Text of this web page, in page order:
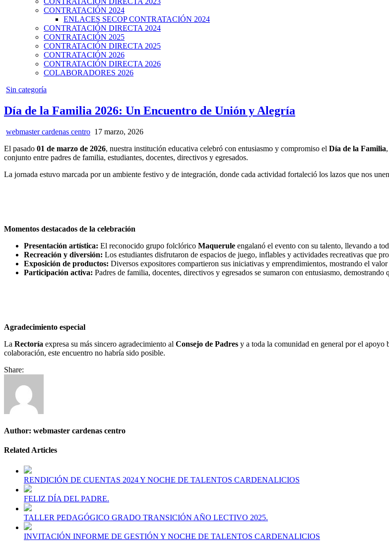
CONTRATACIÓN 2024
ENLACES SECOP CONTRATACIÓN 2024
CONTRATACIÓN DIRECTA 2024
CONTRATACIÓN 2025
CONTRATACIÓN DIRECTA 2025
CONTRATACIÓN 2026
CONTRATACIÓN DIRECTA 2026
COLABORADORES 2026
Posted
Sin categoría
Día de la Familia 2026: Un Encuentro de Unión y Alegría
webmaster cardenas centro 17 marzo, 2026
El pasado 01 de marzo de 2026, nuestra institución educativa celebró con entusiasmo y compromiso el Día de la Familia
conjunto entre padres de familia, estudiantes, docentes, directivos y egresados.
La jornada estuvo marcada por un ambiente festivo y de integración, donde cada actividad fortaleció los lazos que nos
Momentos destacados de la celebración
Presentación artística: El reconocido grupo folclórico Maquerule engalanó el evento con su talento, llevando a
Recreación y diversión: Los estudiantes disfrutaron de espacios de juego, inflables y actividades recreativas que
Exposición de productos: Diversos expositores compartieron sus iniciativas y emprendimientos, mostrando el
Participación activa: Padres de familia, docentes, directivos y egresados se sumaron con entusiasmo,
Agradecimiento especial
La Rectoría expresa su más sincero agradecimiento al Consejo de Padres y a toda la comunidad en general por el
colaboración, este encuentro no habría sido posible.
Share:
Author: webmaster cardenas centro
Related Articles
RENDICIÓN DE CUENTAS 2024 Y NOCHE DE TALENTOS CARDENALICIOS
FELIZ DÍA DEL PADRE.
TALLER PEDAGÓGICO GRADO TRANSICIÓN AÑO LECTIVO 2025.
INVITACIÓN INFORME DE GESTIÓN Y NOCHE DE TALENTOS CARDENALICIOS